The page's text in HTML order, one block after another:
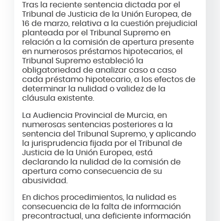
Tras la reciente sentencia dictada por el
Tribunal de Justicia de la Unión Europea, de
16 de marzo, relativa a la cuestión prejudicial
planteada por el Tribunal Supremo en
relación a la comisión de apertura presente
en numerosos préstamos hipotecarios, el
Tribunal Supremo estableció la
obligatoriedad de analizar caso a caso
cada préstamo hipotecario, a los efectos de
determinar la nulidad o validez de la
cláusula existente.
La Audiencia Provincial de Murcia, en
numerosas sentencias posteriores a la
sentencia del Tribunal Supremo, y aplicando
la jurisprudencia fijada por el Tribunal de
Justicia de la Unión Europea, está
declarando la nulidad de la comisión de
apertura como consecuencia de su
abusividad.
En dichos procedimientos, la nulidad es
consecuencia de la falta de información
precontractual, una deficiente información